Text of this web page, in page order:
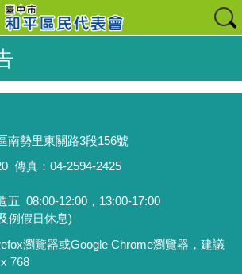
南勢里東關路3段156號
傳真：04-2594-2425
五 08:00-12:00，13:00-17:00
假日休息)
瀏覽器或Google Chrome瀏覽器，建議
768